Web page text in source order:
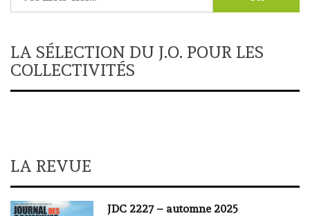
LA SÉLECTION DU J.O. POUR LES
COLLECTIVITÉS
LA REVUE
JDC 2227 – automne 2025